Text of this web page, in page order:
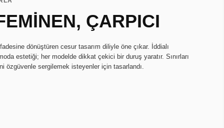
ÇARPICI
dönüştüren cesur tasarım diliyle öne çıkar. İddialı
estetiği; her modelde dikkat çekici bir duruş yaratır. Sınırları
özgüvenle sergilemek isteyenler için tasarlandı.